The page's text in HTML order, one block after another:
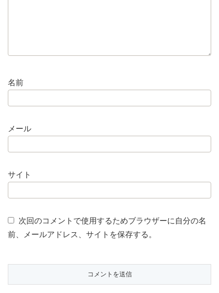
名前
メール
サイト
次回のコメントで使用するためブラウザーに自分の名
前、メールアドレス、サイトを保存する。